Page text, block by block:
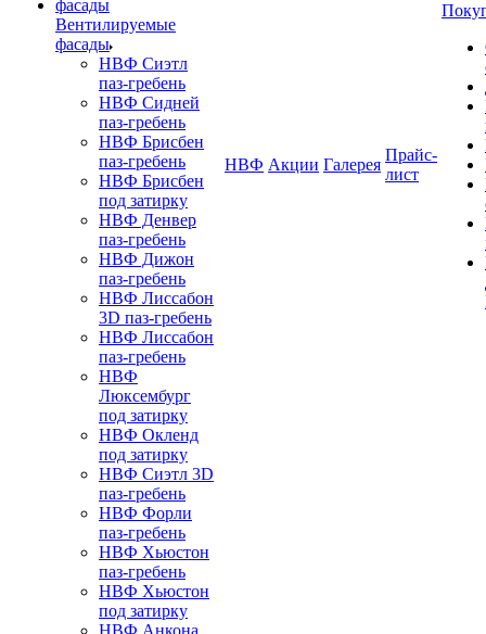
Вентилируемые
фасады
НВФ Сиэтл
паз-гребень
НВФ Сидней
паз-гребень
НВФ Брисбен
паз-гребень
НВФ Брисбен
под затирку
НВФ Денвер
паз-гребень
НВФ Дижон
паз-гребень
НВФ Лиссабон
3D паз-гребень
НВФ Лиссабон
паз-гребень
НВФ
Люксембург
под затирку
НВФ Окленд
под затирку
НВФ Сиэтл 3D
паз-гребень
НВФ Форли
паз-гребень
НВФ Хьюстон
паз-гребень
НВФ Хьюстон
под затирку
НВФ Анкона
НВФ Акции Галерея
Прайс-
лист